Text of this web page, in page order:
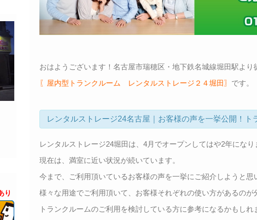
り
おはようございます！名古屋市瑞穂区・地下鉄名城線堀田駅より
〖屋内型トランクルーム レンタルストレージ２４堀田〗 です。
レンタルストレージ24名古屋｜お客様の声を一挙公開！ト
レンタルストレージ24堀田は、4月でオープンしてはや2年になり
現在は、満室に近い状況が続いています。
今まで、ご利用頂いているお客様の声を一挙にご紹介しようと思
様々な用途でご利用頂いて、お客様それぞれの使い方があるのが
トランクルームのご利用を検討している方に参考になるかもしれ